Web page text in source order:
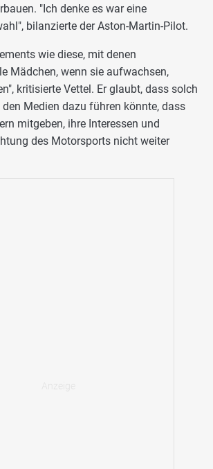
"Ich denke es war eine
bilanzierte der Aston-Martin-Pilot.
wie diese, mit denen
Mädchen, wenn sie aufwachsen,
kritisierte Vettel. Er glaubt, dass solch
Medien dazu führen könnte, dass
mitgeben, ihre Interessen und
des Motorsports nicht weiter